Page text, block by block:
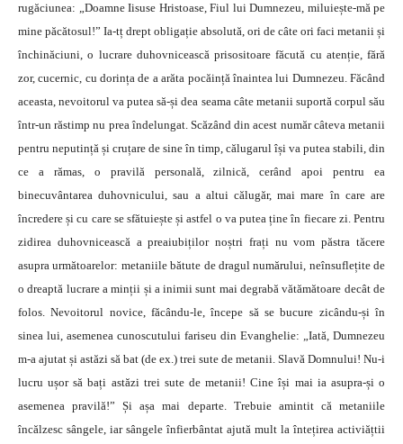
rugăciunea: „Doamne Iisuse Hristoase, Fiul lui Dumnezeu, miluiește-mă pe
mine păcătosul!” Ia-tț drept obligație absolută, ori de câte ori faci metanii și
închinăciuni, o lucrare duhovnicească prisositoare făcută cu atenție, fără
zor, cucernic, cu dorința de a arăta pocăință înaintea lui Dumnezeu. Făcând
aceasta, nevoitorul va putea să-și dea seama câte metanii suportă corpul său
într-un răstimp nu prea îndelungat. Scăzând din acest număr câteva metanii
pentru neputință și cruțare de sine în timp, călugarul își va putea stabili, din
ce a rămas, o pravilă personală, zilnică, cerând apoi pentru ea
binecuvântarea duhovnicului, sau a altui călugăr, mai mare în care are
încredere și cu care se sfătuiește și astfel o va putea ține în fiecare zi. Pentru
zidirea duhovnicească a preaiubiților noștri frați nu vom păs­tra tăcere
asupra următoarelor: metaniile bătute de dragul numărului, neînsuflețite de
o dreaptă lucrare a minții și a inimii sunt mai degrabă vătămătoare decât de
folos. Nevoitorul novice, făcându-le, începe să se bucure zicându-și în
sinea lui, asemenea cunoscutului fariseu din Evanghelie: „Iată, Dumnezeu
m-a ajutat și astăzi să bat (de ex.) trei sute de metanii. Slavă Domnului! Nu-i
lucru ușor să bați astăzi trei sute de metanii! Cine își mai ia asupra-și o
asemenea pravilă!” Și așa mai departe. Trebuie amintit că metaniile
încălzesc sângele, iar sângele înfier­bântat ajută mult la întețirea activiățtii